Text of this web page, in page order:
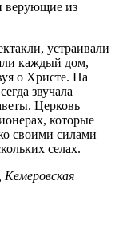
верующие из
устраивали
каждый дом,
о Христе. На
звучала
Церковь
которые
своими силами
селах.
Кемеровская